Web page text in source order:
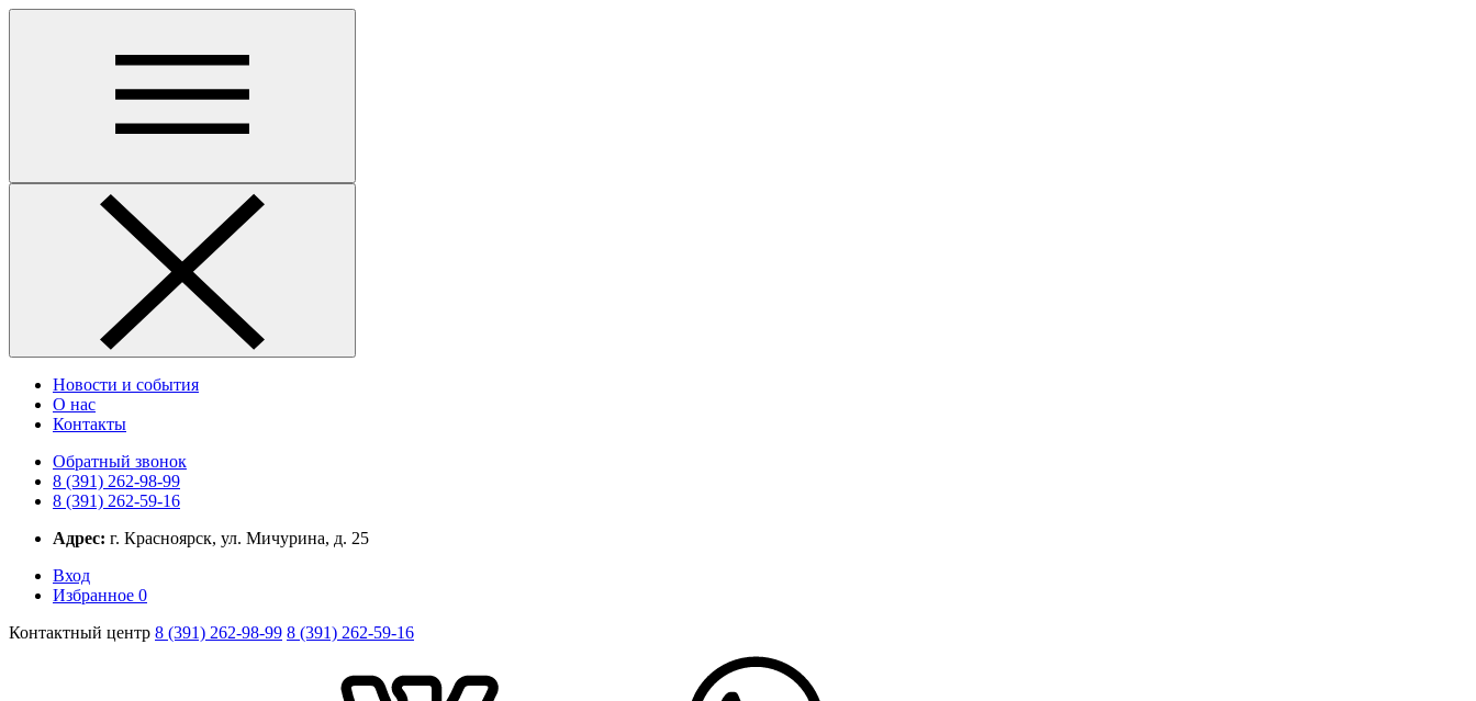
Новости и события
О нас
Контакты
Обратный звонок
8 (391) 262-98-99
8 (391) 262-59-16
Адрес: г. Красноярск, ул. Мичурина, д. 25
Вход
Избранное 0
Контактный центр 8 (391) 262-98-99 8 (391) 262-59-16